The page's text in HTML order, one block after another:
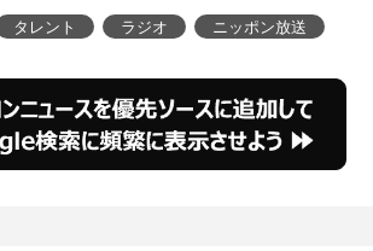
タレント ラジオ ニッポン放送